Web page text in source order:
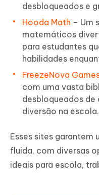
desbloqueados e
Hooda Math – Um
matemáticos
para estudantes
habilidades
FreezeNova
com uma vasta
desbloqueados de
diversão na escola.
Esses sites garantem
fluida, com diversas
ideais para escola,